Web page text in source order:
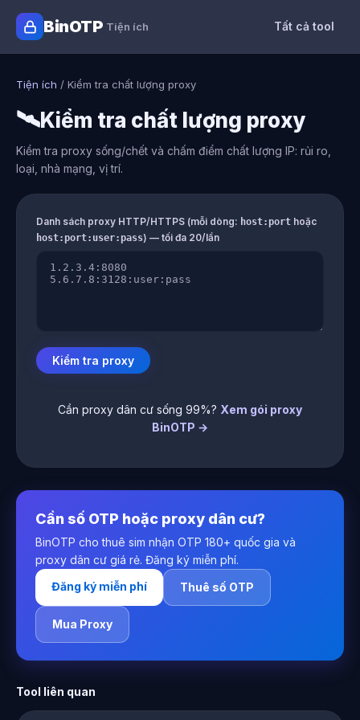
BinOTP Tiện ích Tất cả tool
Tiện ích / Kiểm tra chất lượng proxy
🛰️Kiểm tra chất lượng proxy
Kiểm tra proxy sống/chết và chấm điểm chất lượng IP: rủi ro,
loại, nhà mạng, vị trí.
Danh sách proxy HTTP/HTTPS (mỗi dòng: host:port hoặc
host:port:user:pass) — tối đa 20/lần
Kiểm tra proxy
Cần proxy dân cư sống 99%? Xem gói proxy
BinOTP →
Cần số OTP hoặc proxy dân cư?
BinOTP cho thuê sim nhận OTP 180+ quốc gia và
proxy dân cư giá rẻ. Đăng ký miễn phí.
Đăng ký miễn phí
Thuê số OTP
Mua Proxy
Tool liên quan